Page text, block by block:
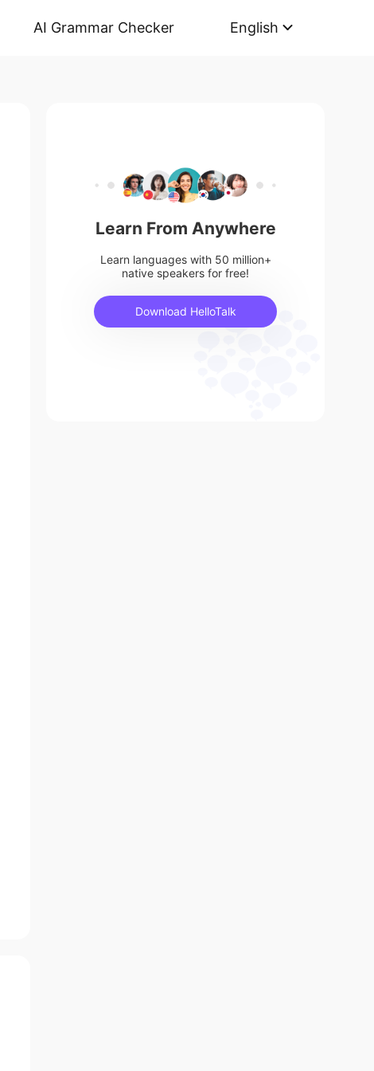
AI Grammar Checker English
Learn From Anywhere
Learn languages with 50 million+
native speakers for free!
Download HelloTalk